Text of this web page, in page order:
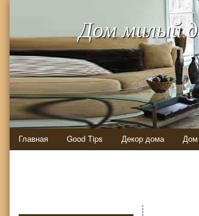
Дом милый
Главная Good Tips Декор дома Дом